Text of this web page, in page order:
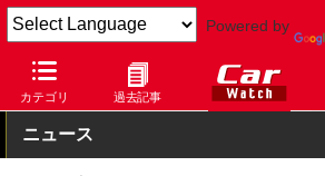
Powered by
カテゴリ 過去記事
Car Watch モーターサイクル ホンダ
ニュース